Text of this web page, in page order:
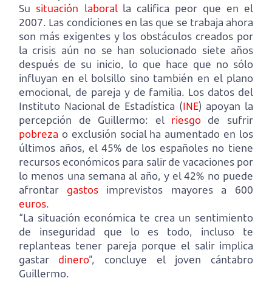
Su situación laboralla califica peor que en el
2007. Las condiciones en las que se trabaja ahora
son más exigentes y los obstáculos creados por
la crisis aún no se han solucionado siete años
después de su inicio, lo que hace que no sólo
influyan en el bolsillo sino también en el plano
emocional, de pareja y de familia. Los datos del
Instituto Nacional de Estadística (INE) apoyan la
percepción de Guillermo: el riesgode sufrir
pobreza o exclusión social ha aumentado en los
últimos años, el 45% de los españoles no tiene
recursos económicos para salir de vacaciones por
lo menos una semana al año, y el 42% no puede
afrontar gastosimprevistos mayores a 600
euros.
“La situación económica te crea un sentimiento
de inseguridad que lo es todo, incluso te
replanteas tener pareja porque el salir implica
gastar dinero”, concluye el joven cántabro
Guillermo.